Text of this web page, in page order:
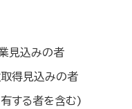
見込みの者
得見込みの者
する者を含む)